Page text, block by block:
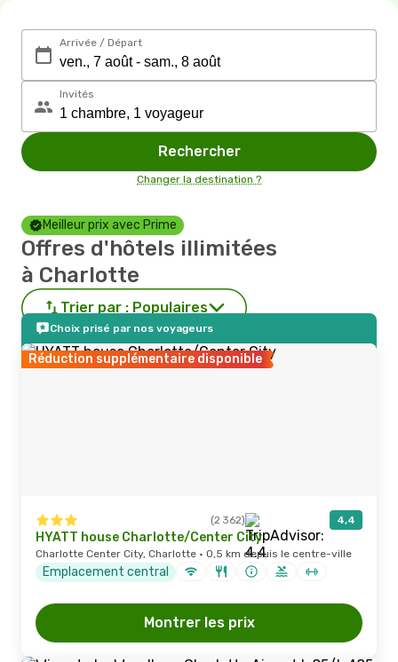
Arrivée / Départ
Invités
Rechercher
Changer la destination ?
Meilleur prix avec Prime
Offres d'hôtels illimitées
à Charlotte
Trier par : Populaires
Choix prisé par nos voyageurs
Réduction supplémentaire disponible
(2 362) 4,4
HYATT house Charlotte/Center City
Charlotte Center City, Charlotte · 0,5 km depuis le centre-ville
Emplacement central
Montrer les prix